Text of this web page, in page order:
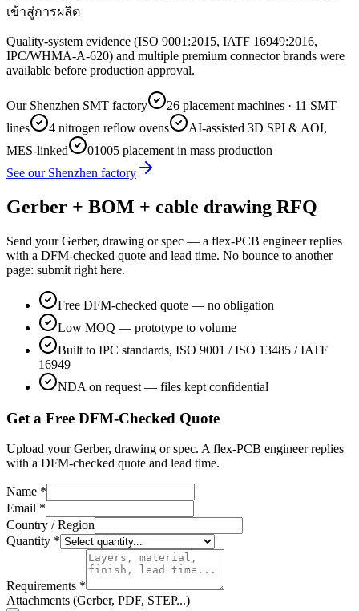
เข้าสู่การผลิต
Quality-system evidence (ISO 9001:2015, IATF 16949:2016,
IPC/WHMA-A-620) and multiple premium connector brands were
available before production approval.
Our Shenzhen SMT factory
26 placement machines · 11 SMT
lines
4 nitrogen reflow ovens
AI-assisted 3D SPI & AOI,
MES-linked
01005 placement in mass production
See our Shenzhen factory
Gerber + BOM + cable drawing RFQ
Send your Gerber, drawing or spec — a flex-PCB engineer replies
with a DFM-checked quote and lead time. No bounce to another
page: submit right here.
Free DFM-checked quote — no obligation
Low MOQ — prototype to volume
Built to IPC standards, ISO 9001 / ISO 13485 / IATF
16949
NDA on request — files kept confidential
Get a Free DFM-Checked Quote
Upload your Gerber, drawing or spec. A flex-PCB engineer replies
with a DFM-checked quote and lead time.
Name *
Email *
Country / Region
Quantity *
Requirements *
Attachments (Gerber, PDF, STEP...)